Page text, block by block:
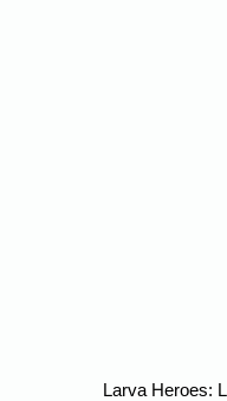
Larva Heroes: